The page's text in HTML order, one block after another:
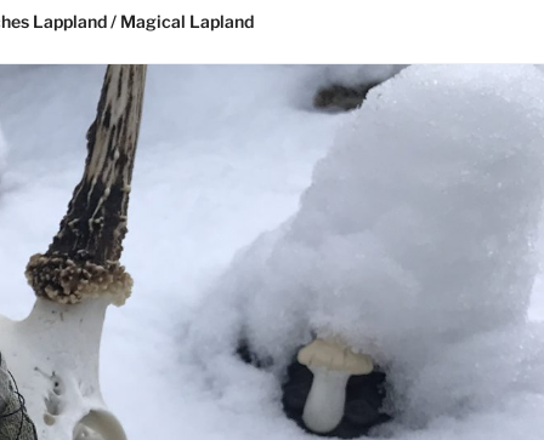
Lappland / Magical Lapland